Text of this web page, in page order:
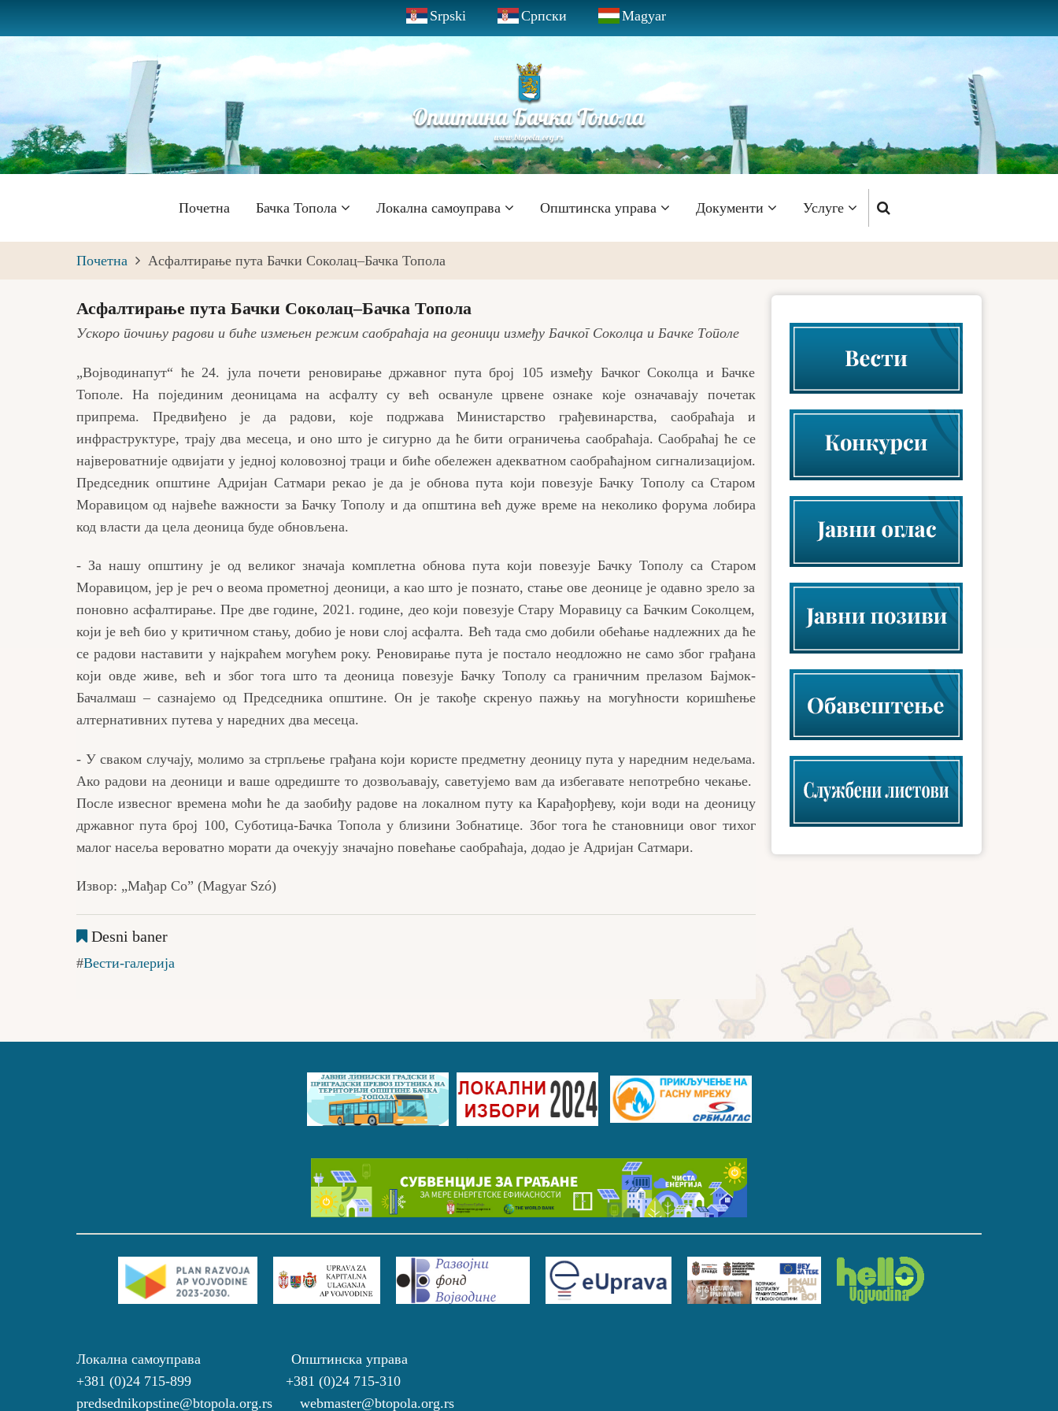
to
main
content
Srpski Српски Magyar
Главна
навигација
Почетна Бачка Топола Локална самоуправа Општинска управа Документи Услуге
Почетна Асфалтирање пута Бачки Соколац–Бачка Топола
Асфалтирање пута Бачки Соколац–Бачка Топола
Ускоро почињу радови и биће измењен режим саобраћаја на деоници између Бачког Соколца и Бачке Тополе
„Војводинапут“ ће 24. јула почети реновирање државног пута број 105 између Бачког Соколца и Бачке
Тополе. На појединим деоницама на асфалту су већ освануле црвене ознаке које означавају почетак
припрема. Предвиђено је да радови, које подржава Министарство грађевинарства, саобраћаја и
инфраструктуре, трају два месеца, и оно што је сигурно да ће бити ограничења саобраћаја. Саобраћај ће се
највероватније одвијати у једној коловозној траци и биће обележен адекватном саобраћајном сигнализацијом.
Председник општине Адријан Сатмари рекао је да је обнова пута који повезује Бачку Тополу са Старом
Моравицом од највеће важности за Бачку Тополу и да општина већ дуже време на неколико форума лобира
код власти да цела деоница буде обновљена.
- За нашу општину је од великог значаја комплетна обнова пута који повезује Бачку Тополу са Старом
Моравицом, јер је реч о веома прометној деоници, а као што је познато, стање ове деонице је одавно зрело за
поновно асфалтирање. Пре две године, 2021. године, део који повезује Стару Моравицу са Бачким Соколцем,
који је већ био у критичном стању, добио је нови слој асфалта. Већ тада смо добили обећање надлежних да ће
се радови наставити у најкраћем могућем року. Реновирање пута је постало неодложно не само због грађана
који овде живе, већ и због тога што та деоница повезује Бачку Тополу са граничним прелазом Бајмок-
Бачалмаш – сазнајемо од Председника општине. Он је такође скренуо пажњу на могућности коришћење
алтернативних путева у наредних два месеца.
- У сваком случају, молимо за стрпљење грађана који користе предметну деоницу пута у наредним недељама.
Ако радови на деоници и ваше одредиште то дозвољавају, саветујемо вам да избегавате непотребно чекање.
После извесног времена моћи ће да заобиђу радове на локалном путу ка Карађорђеву, који води на деоницу
државног пута број 100, Суботица-Бачка Топола у близини Зобнатице. Због тога ће становници овог тихог
малог насеља вероватно морати да очекују значајно повећање саобраћаја, додао је Адријан Сатмари.
Извор: „Мађар Со” (Magyar Szó)
Desni baner
Вести-галерија
Локална самоуправа Општинска управа
+381 (0)24 715-899 +381 (0)24 715-310
predsednikopstine@btopola.org.rs webmaster@btopola.org.rs